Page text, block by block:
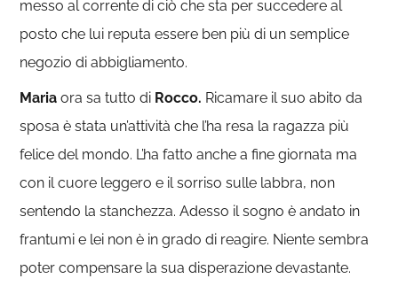
messo al corrente di ciò che sta per succedere al
posto che lui reputa essere ben più di un semplice
negozio di abbigliamento.
Maria ora sa tutto di Rocco. Ricamare il suo abito da
sposa è stata un’attività che l’ha resa la ragazza più
felice del mondo. L’ha fatto anche a fine giornata ma
con il cuore leggero e il sorriso sulle labbra, non
sentendo la stanchezza. Adesso il sogno è andato in
frantumi e lei non è in grado di reagire. Niente sembra
poter compensare la sua disperazione devastante.